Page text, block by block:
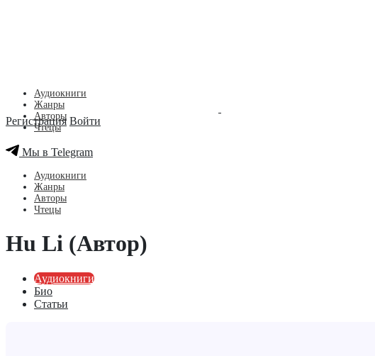
Регистрация Войти
Аудиокниги
Жанры
Авторы
Чтецы
Мы в Telegram
Аудиокниги
Жанры
Авторы
Чтецы
Hu Li (Автор)
Аудиокниги
Био
Статьи